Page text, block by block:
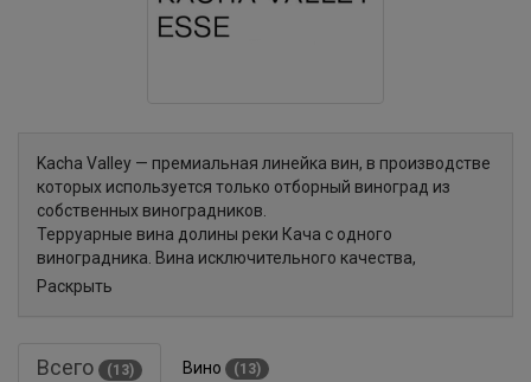
Kacha Valley — премиальная линейка вин, в производстве
которых используется только отборный виноград из
собственных виноградников.
Терруарные вина долины реки Кача с одного
виноградника. Вина исключительного качества,
выдержанные в новой французской бочке. В
Раскрыть
Всего (13) Вино (13)